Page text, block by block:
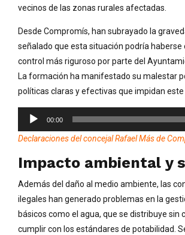
vecinos de las zonas rurales afectadas.
Desde Compromís, han subrayado la
señalado que esta situación podría haberse
control más riguroso por parte del
La formación ha manifestado su malestar
políticas claras y efectivas que impidan este
Reproductor
audio
00:00
Declaraciones del concejal Rafael Más de
Impacto ambiental y
Además del daño al medio ambiente, las
ilegales han generado problemas en la
básicos como el agua, que se distribuye sin
cumplir con los estándares de potabilidad.